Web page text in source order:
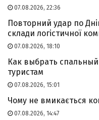
07.08.2026, 22:36
Повторний удар по
склади логістичної
07.08.2026, 18:10
Как выбрать
туристам
07.08.2026, 15:01
Чому не вмикається
07.08.2026, 14:47